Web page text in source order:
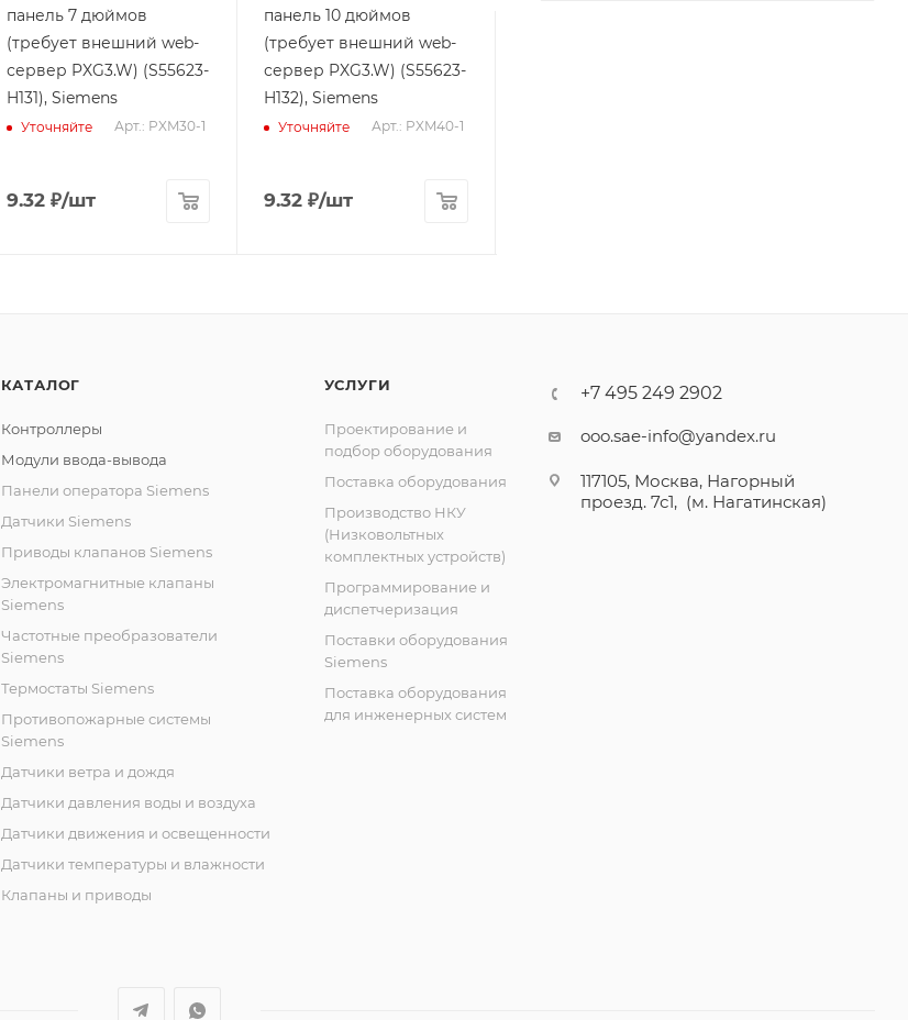
панель 7 дюймов
(требует внешний web-
сервер PXG3.W) (S55623-
H131), Siemens
Уточняйте Арт.: PXM30-1
9.32₽/шт
панель 10 дюймов
(требует внешний web-
сервер PXG3.W) (S55623-
H132), Siemens
Уточняйте Арт.: PXM40-1
9.32 ₽/шт
КАТАЛОГ
Контроллеры
Модули ввода-вывода
Панели оператора Siemens
Датчики Siemens
Приводы клапанов Siemens
Электромагнитные клапаны
Siemens
Частотные преобразователи
Siemens
Термостаты Siemens
Противопожарные системы
Siemens
Датчики ветра и дождя
Датчики давления воды и воздуха
Датчики движения и освещенности
Датчики температуры и влажности
Клапаны и приводы
УСЛУГИ
Проектирование и
подбор оборудования
Поставка оборудования
Производство НКУ
(Низковольтных
комплектных устройств)
Программирование и
диспетчеризация
Поставки оборудования
Siemens
Поставка оборудования
для инженерных систем
+7 495 249 2902
ooo.sae-info@yandex.ru
117105, Москва, Нагорный
проезд. 7с1, (м. Нагатинская)